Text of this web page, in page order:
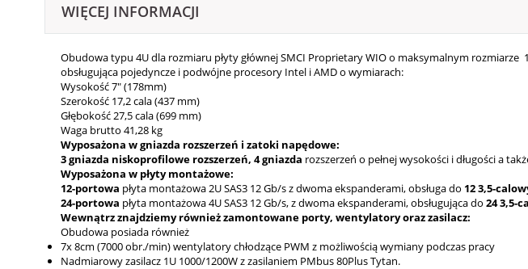
WIĘCEJ INFORMACJI
Obudowa typu 4U dla rozmiaru płyty głównej SMCI Proprietary WIO o maksymalnym
obsługująca pojedyncze i podwójne procesory Intel i AMD o wymiarach:
Wysokość 7" (178mm)
Szerokość 17,2 cala (437 mm)
Głębokość 27,5 cala (699 mm)
Waga brutto 41,28 kg
Wyposażona w gniazda rozszerzeń i zatoki napędowe:
3 gniazda niskoprofilowe rozszerzeń, 4 gniazda rozszerzeń o pełnej wysokości i długościa
Wyposażona w płyty montażowe:
12-portowa płyta montażowa 2U SAS3 12 Gb/s z dwoma ekspanderami, obsługa do 123,5-
24-portowa płyta montażowa 4U SAS3 12 Gb/s, z dwoma ekspanderami, obsługująca do 24 3,5-
Wewnątrz znajdziemy również zamontowane porty, wentylatory oraz zasilacz:
Obudowa posiada również
7x 8cm (7000 obr./min) wentylatory chłodzące PWM z możliwością wymiany podczas pracy
Nadmiarowy zasilacz 1U 1000/1200W z zasilaniem PMbus 80Plus Tytan.